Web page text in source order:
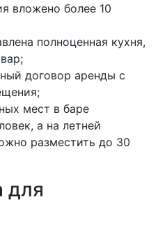
вложено более 10
полноценная кухня,
договор аренды с
мест в баре
а на летней
разместить до 30
для